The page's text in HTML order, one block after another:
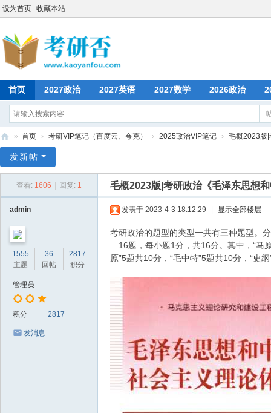
设为首页 收藏本站
首页 2027政治 2027英语 2027数学 2026政治
研
» 首页 › 考研VIP笔记（百度云、夸克） › 2025政治VIP笔记 › 毛概2023版|
发新帖
查看: 1606 回复: 1 毛概2023版|考研政治《毛泽东思想
admin
1555
主题
36
回帖
2817
积分
管理员
积分 2817
发消息
发表于 2023-4-3 18:12:29 显示全部楼层
考研政治的题型的类型一共有三种题型。
—16题，每小题1分，共16分。其中，“马
原”5题共10分，“毛中特”5题共10分，“史